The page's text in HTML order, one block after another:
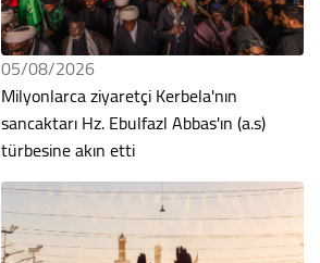
05/08/2026
Milyonlarca ziyaretçi Kerbela'nın
sancaktarı Hz. Ebulfazl Abbas'ın (a.s)
türbesine akın etti